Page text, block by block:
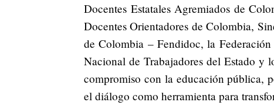
Docentes Estatales Agremiados de
Docentes Orientadores de Colombia,
de Colombia – Fendidoc, la
Nacional de Trabajadores del Estado y
compromiso con la educación pública,
el diálogo como herramienta para